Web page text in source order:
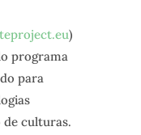
)
programa
para
de culturas.